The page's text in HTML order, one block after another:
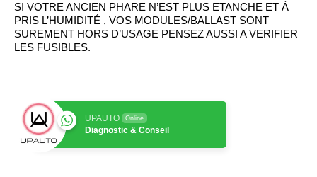
SI VOTRE ANCIEN PHARE N’EST PLUS ETANCHE ET À
PRIS L’HUMIDITÉ , VOS MODULES/BALLAST SONT
SUREMENT HORS D’USAGE PENSEZ AUSSI A VERIFIER
LES FUSIBLES.
UPAUTO Online
Diagnostic & Conseil